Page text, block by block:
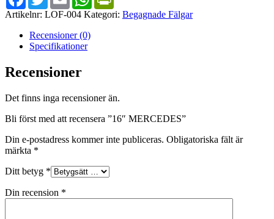
Artikelnr: LOF-004 Kategori: Begagnade Fälgar
Recensioner (0)
Specifikationer
Recensioner
Det finns inga recensioner än.
Bli först med att recensera ”16″ MERCEDES”
Din e-postadress kommer inte publiceras. Obligatoriska fält är
märkta *
Ditt betyg *
Din recension *